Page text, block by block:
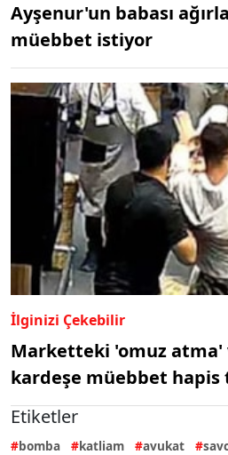
Ayşenur'un babası
müebbet istiyor
İlginizi Çekebilir
Marketteki 'omuz atma'
kardeşe müebbet hapis
Etiketler
bomba katliam avukat